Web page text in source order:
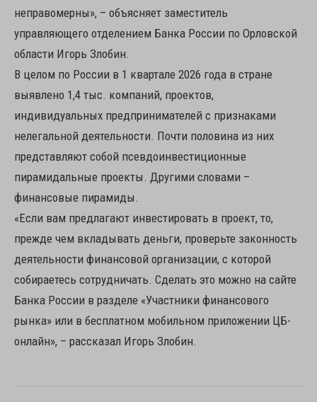
неправомерны», – объясняет заместитель
управляющего отделением Банка России по Орловской
области Игорь Злобин.
В целом по России в 1 квартале 2026 года в стране
выявлено 1,4 тыс. компаний, проектов,
индивидуальных предпринимателей с признаками
нелегальной деятельности. Почти половина из них
представляют собой псевдоинвестиционные
пирамидальные проекты. Другими словами –
финансовые пирамиды.
«Если вам предлагают инвестировать в проект, то,
прежде чем вкладывать деньги, проверьте законность
деятельности финансовой организации, с которой
собираетесь сотрудничать. Сделать это можно на сайте
Банка России в разделе «Участники финансового
рынка» или в бесплатном мобильном приложении ЦБ-
онлайн», – рассказал Игорь Злобин.